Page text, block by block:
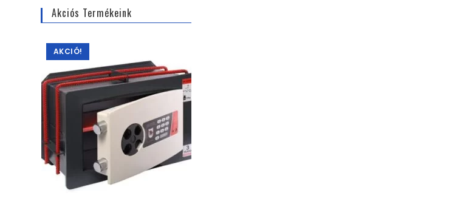
Akciós Termékeink
AKCIÓ!